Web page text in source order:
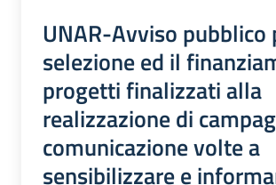
UNAR-Avviso pubblico
selezione ed il
progetti finalizzati alla
realizzazione di
comunicazione volte a
sensibilizzare e